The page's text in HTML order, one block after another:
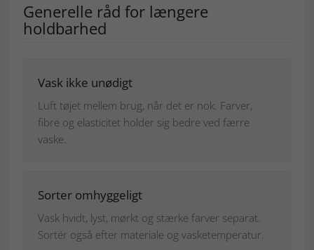
Generelle råd for længere
holdbarhed
Vask ikke unødigt
Luft tøjet mellem brug, når det er nok. Farver,
fibre og elasticitet holder sig bedre ved færre
vaske.
Sorter omhyggeligt
Vask hvidt, lyst, mørkt og stærke farver separat.
Sortér også efter materiale og vasketemperatur.